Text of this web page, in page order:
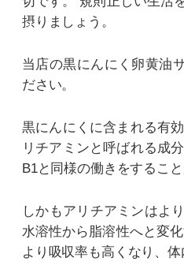
摂りましょう。
当店の黒にんにく卵黄油
ださい。
黒にんにくに含まれる有
リチアミンと呼ばれる成
B1と同様の働きをするこ
しかもアリチアミンはよ
水溶性から脂溶性へと変化
より吸収率も高くなり、体